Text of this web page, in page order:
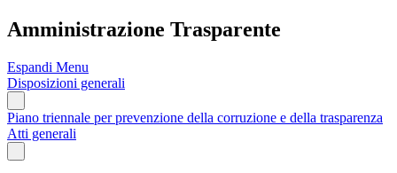
Amministrazione Trasparente
Espandi Menu
Disposizioni generali
Piano triennale per prevenzione della corruzione e della trasparenza
Atti generali